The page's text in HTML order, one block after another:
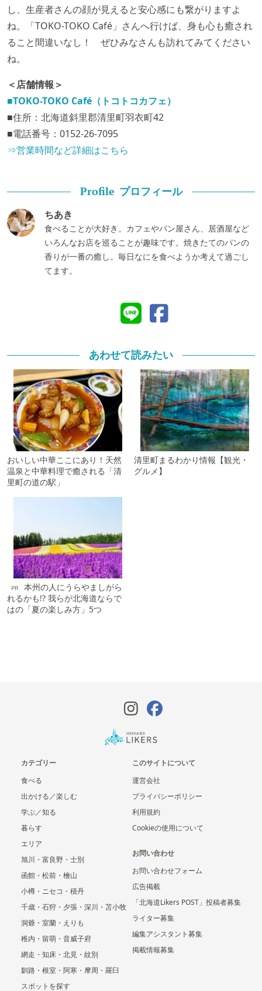
し、生産者さんの顔が見えると安心感にも繋がりますよ
ね。「TOKO-TOKO Café」さんへ行けば、身も心も癒され
ること間違いなし！ ぜひみなさんも訪れてみてください
ね。
＜店舗情報＞
■TOKO-TOKO Café（トコトコカフェ）
■住所：北海道斜里郡清里町羽衣町42
■電話番号： 0152-26-7095
⇒営業時間など詳細はこちら
Profile プロフィール
ちあき
食べることが大好き。カフェやパン屋さん、居酒屋など
いろんなお店を巡ることが趣味です。焼きたてのパンの
香りが一番の癒し。毎日なにを食べようか考えて過ごし
てます。
あわせて読みたい
おいしい中華ここにあり！天然
温泉と中華料理で癒される「清
里町の道の駅」
清里町まるわかり情報【観光・
グルメ】
PR
本州の人にうらやましがら
れるかも!? 我らが北海道ならで
はの「夏の楽しみ方」5つ
カテゴリー
食べる
出かける／楽しむ
学ぶ／知る
暮らす
エリア
旭川・富良野・士別
函館・松前・檜山
小樽・ニセコ・積丹
千歳・石狩・夕張・深川・苫小牧
洞爺・室蘭・えりも
稚内・留萌・音威子府
網走・知床・北見・紋別
釧路・根室・阿寒・摩周・羅臼
スポットを探す
このサイトについて
運営会社
プライバシーポリシー
利用規約
Cookieの使用について
お問い合わせ
お問い合わせフォーム
広告掲載
「北海道Likers POST」投稿者募集
ライター募集
編集アシスタント募集
掲載情報募集